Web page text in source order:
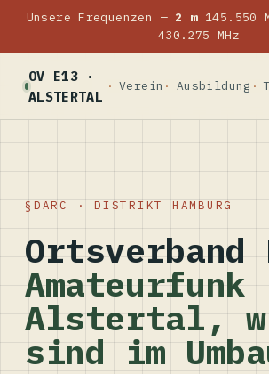
Unsere Frequenzen — 2 m145.550
430.275 MHz
OV E13 ·
ALSTERTAL
Verein Ausbildung
DARC · DISTRIKT HAMBURG
Ortsverband
Amateurfunk
Alstertal,
sind im